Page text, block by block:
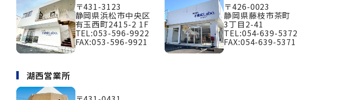
〒431-3123
静岡県浜松市中央区
有玉西町2415-2 1F
TEL:053-596-9922
FAX:053-596-9921
〒426-0023
静岡県藤枝市茶町
3丁目2-41
TEL:054-639-5372
FAX:054-639-5371
湖西営業所